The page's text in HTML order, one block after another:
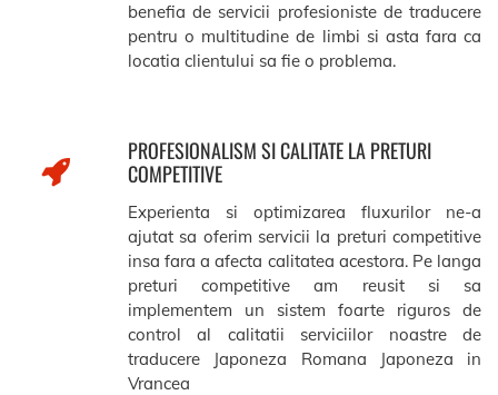
benefia de servicii profesioniste de traducere
pentru o multitudine de limbi si asta fara ca
locatia clientului sa fie o problema.
PROFESIONALISM SI CALITATE LA PRETURI
COMPETITIVE
Experienta si optimizarea fluxurilor ne-a
ajutat sa oferim servicii la preturi competitive
insa fara a afecta calitatea acestora. Pe langa
preturi competitive am reusit si sa
implementem un sistem foarte riguros de
control al calitatii serviciilor noastre de
traducere Japoneza Romana Japoneza in
Vrancea